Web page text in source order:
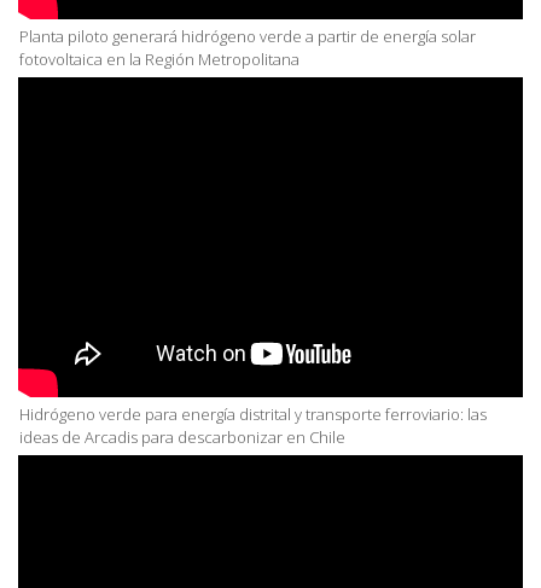
Planta piloto generará hidrógeno verde a partir de energía solar
fotovoltaica en la Región Metropolitana
Hidrógeno verde para energía distrital y transporte ferroviario: las
ideas de Arcadis para descarbonizar en Chile